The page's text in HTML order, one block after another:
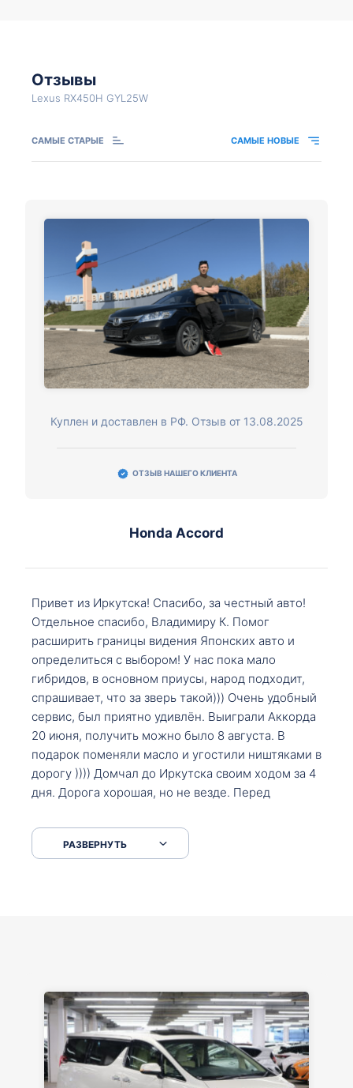
Отзывы
Lexus RX450H GYL25W
САМЫЕ СТАРЫЕ САМЫЕ НОВЫЕ
Куплен и доставлен в РФ. Отзыв от 13.08.2025
ОТЗЫВ НАШЕГО КЛИЕНТА
Honda Accord
Привет из Иркутска! Спасибо, за честный авто!
Отдельное спасибо, Владимиру К. Помог
расширить границы видения Японских авто и
определиться с выбором! У нас пока мало
гибридов, в основном приусы, народ подходит,
спрашивает, что за зверь такой))) Очень удобный
сервис, был приятно удивлён. Выиграли Аккорда
20 июня, получить можно было 8 августа. В
подарок поменяли масло и угостили ништяками в
дорогу )))) Домчал до Иркутска своим ходом за 4
дня. Дорога хорошая, но не везде. Перед
серпантинах по пути следования.
РАЗВЕРНУТЬ